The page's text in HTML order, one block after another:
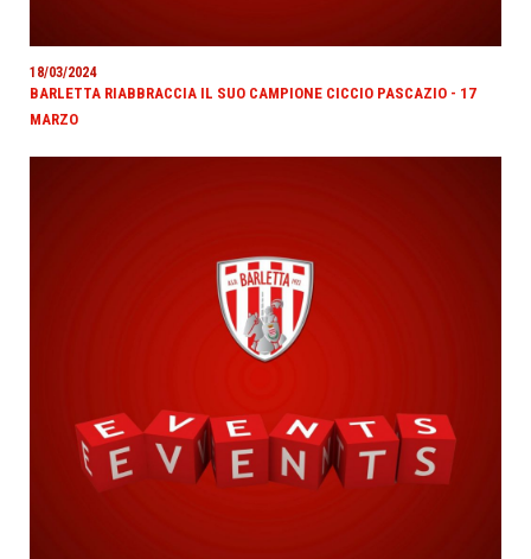
18/03/2024
BARLETTA RIABBRACCIA IL SUO CAMPIONE CICCIO PASCAZIO - 17
MARZO